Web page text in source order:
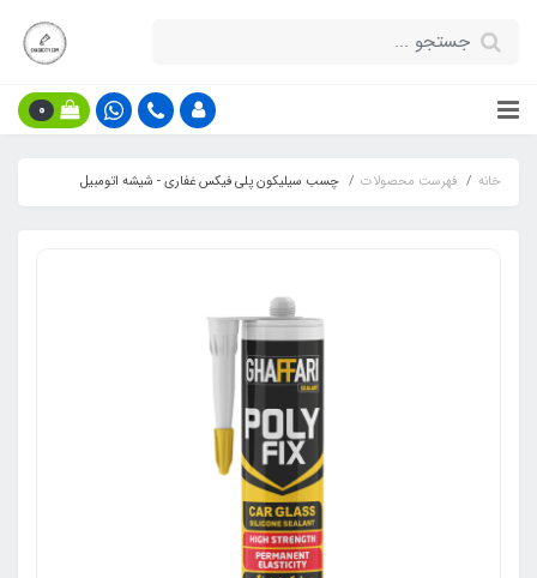
0
خانه فهرست محصولات چسب سیلیکون پلی فیکس غفاری - شیشه اتومبیل